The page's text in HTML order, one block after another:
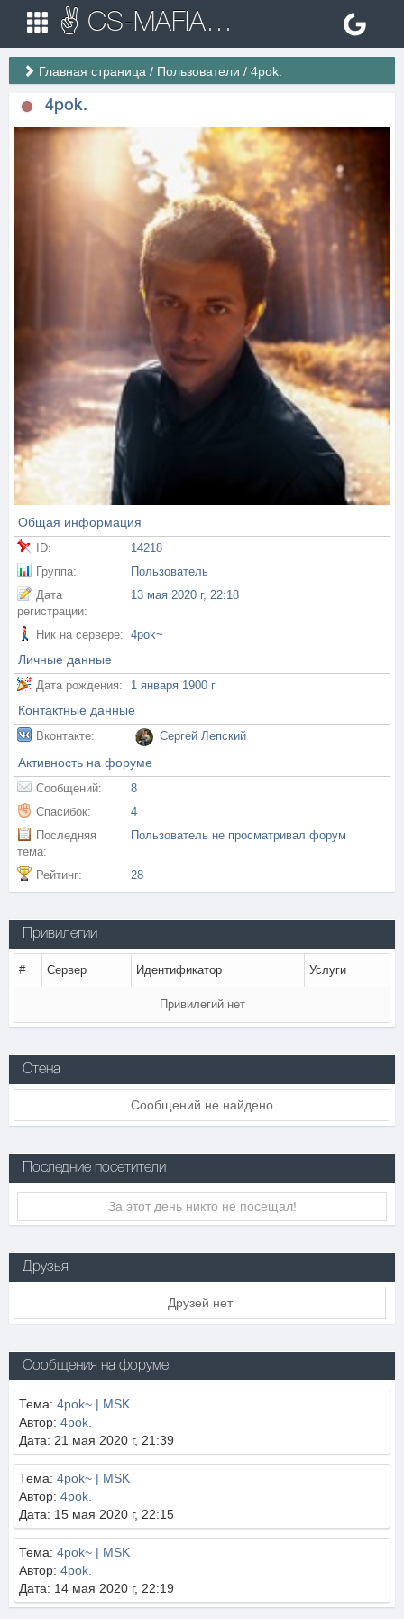
✌ CS-MAFIA.RU ✌ Игровые сервера Counter Strike 1.6
Главная страница / Пользователи / 4pok.
4pok.
Общая информация
ID:
14218
Группа:
Пользователь
Дата
регистрации:
13 мая 2020 г, 22:18
Ник на сервере: 4pok~
Личные данные
Дата рождения: 1 января 1900 г
Контактные данные
Вконтакте: Сергей Лепский
Активность на форуме
Сообщений:
8
Спасибок:
4
Последняя
тема:
Пользователь не просматривал форум
Рейтинг: 28
Привилегии
# Сервер Идентификатор Услуги
Привилегий нет
Стена
Сообщений не найдено
Последние посетители
За этот день никто не посещал!
Друзья
Друзей нет
Сообщения на форуме
Тема: 4pok~ | MSK
Автор: 4pok.
Дата: 21 мая 2020 г, 21:39
Тема: 4pok~ | MSK
Автор: 4pok.
Дата: 15 мая 2020 г, 22:15
Тема: 4pok~ | MSK
Автор: 4pok.
Дата: 14 мая 2020 г, 22:19